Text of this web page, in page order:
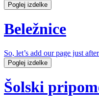
Poglej izdelke
Beležnice
So, let’s add our page just
Poglej izdelke
Šolski